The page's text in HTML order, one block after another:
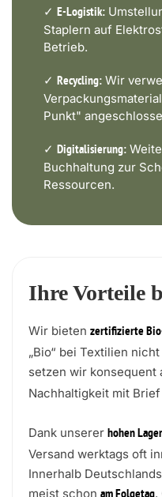
✓ E-Logistik:
Staplern auf
Betrieb.
✓ Recycling: Wir
Punkt"
✓ Digitalisierung:
Buchhaltung zur
Ressourcen.
Ihre Vorteile
Wir bieten zertifizierte
„Bio“ bei Textilien
setzen wir konsequent
Nachhaltigkeit mit
Dank unserer hohen
Versand werktags oft
Innerhalb
meist schon
.